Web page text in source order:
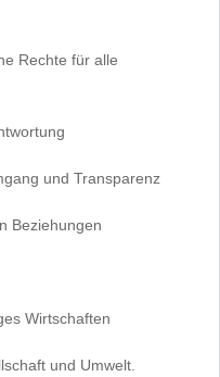
Rechte für alle
und Transparenz
Beziehungen
Wirtschaften
und Umwelt.